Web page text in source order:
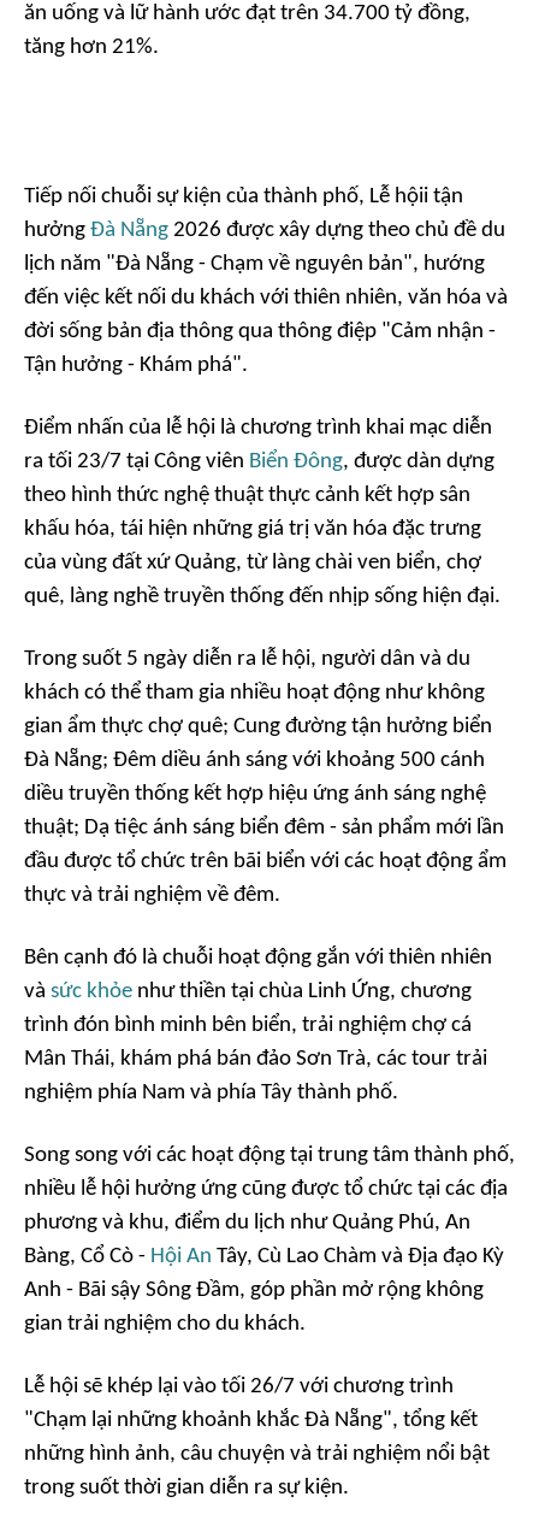
ăn uống và lữ hành ước đạt trên 34.700 tỷ đồng,
tăng hơn 21%.
Tiếp nối chuỗi sự kiện của thành phố, Lễ hộii tận
hưởng Đà Nẵng 2026 được xây dựng theo chủ đề du
lịch năm "Đà Nẵng - Chạm về nguyên bản", hướng
đến việc kết nối du khách với thiên nhiên, văn hóa và
đời sống bản địa thông qua thông điệp "Cảm nhận -
Tận hưởng - Khám phá".
Điểm nhấn của lễ hội là chương trình khai mạc diễn
ra tối 23/7 tại Công viên Biển Đông, được dàn dựng
theo hình thức nghệ thuật thực cảnh kết hợp sân
khấu hóa, tái hiện những giá trị văn hóa đặc trưng
của vùng đất xứ Quảng, từ làng chài ven biển, chợ
quê, làng nghề truyền thống đến nhịp sống hiện đại.
Trong suốt 5 ngày diễn ra lễ hội, người dân và du
khách có thể tham gia nhiều hoạt động như không
gian ẩm thực chợ quê; Cung đường tận hưởng biển
Đà Nẵng; Đêm diều ánh sáng với khoảng 500 cánh
diều truyền thống kết hợp hiệu ứng ánh sáng nghệ
thuật; Dạ tiệc ánh sáng biển đêm - sản phẩm mới lần
đầu được tổ chức trên bãi biển với các hoạt động ẩm
thực và trải nghiệm về đêm.
Bên cạnh đó là chuỗi hoạt động gắn với thiên nhiên
và sức khỏe như thiền tại chùa Linh Ứng, chương
trình đón bình minh bên biển, trải nghiệm chợ cá
Mân Thái, khám phá bán đảo Sơn Trà, các tour trải
nghiệm phía Nam và phía Tây thành phố.
Song song với các hoạt động tại trung tâm thành phố,
nhiều lễ hội hưởng ứng cũng được tổ chức tại các địa
phương và khu, điểm du lịch như Quảng Phú, An
Bàng, Cổ Cò - Hội An Tây, Cù Lao Chàm và Địa đạo Kỳ
Anh - Bãi sậy Sông Đầm, góp phần mở rộng không
gian trải nghiệm cho du khách.
Lễ hội sẽ khép lại vào tối 26/7 với chương trình
"Chạm lại những khoảnh khắc Đà Nẵng", tổng kết
những hình ảnh, câu chuyện và trải nghiệm nổi bật
trong suốt thời gian diễn ra sự kiện.